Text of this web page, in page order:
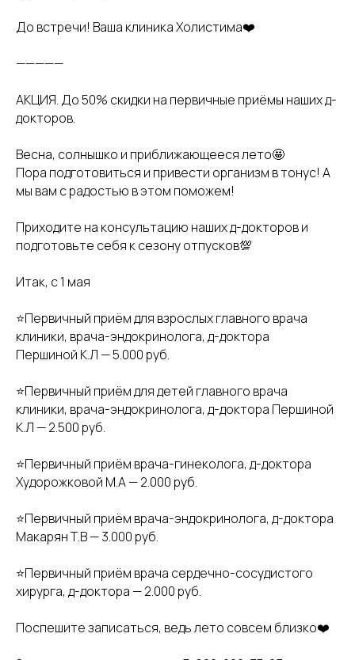
До встречи! Ваша клиника Холистима❤️
—————
АКЦИЯ. До 50% скидки на первичные приёмы наших д-
докторов.
Весна, солнышко и приближающееся лето🤩
Пора подготовиться и привести организм в тонус! А
мы вам с радостью в этом поможем!
Приходите на консультацию наших д-докторов и
подготовьте себя к сезону отпусков💯
Итак, с 1 мая
⭐️Первичный приём для взрослых главного врача
клиники, врача-эндокринолога, д-доктора
Першиной К.Л — 5.000 руб.
⭐️Первичный приём для детей главного врача
клиники, врача-эндокринолога, д-доктора Першиной
К.Л — 2.500 руб.
⭐️Первичный приём врача-гинеколога, д-доктора
Худорожковой М.А — 2.000 руб.
⭐️Первичный приём врача-эндокринолога, д-доктора
Макарян Т.В — 3.000 руб.
⭐️Первичный приём врача сердечно-сосудистого
хирурга, д-доктора — 2.000 руб.
Поспешите записаться, ведь лето совсем близко❤️